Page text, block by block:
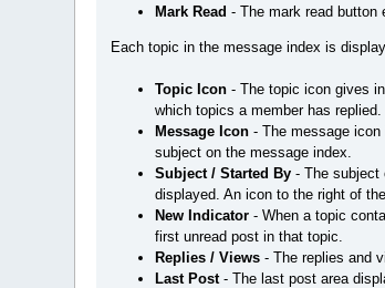
Mark Read - The mark read button
Each topic in the message index is
Topic Icon - The topic icon gives
which topics a member has replied.
Message Icon - The message
subject on the message index.
Subject / Started By - The subject
displayed. An icon to the right of
New Indicator - When a topic
first unread post in that topic.
Replies / Views - The replies and
Last Post- The last post area